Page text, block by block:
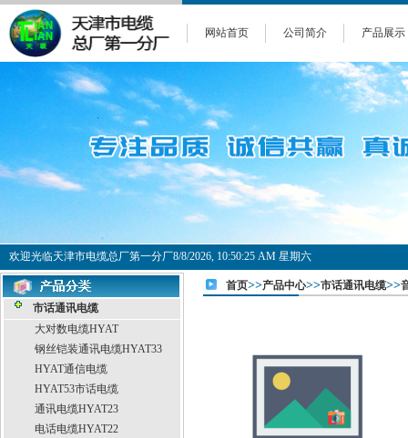
网站首页 公司简介 产品展示
欢迎光临天津市电缆总厂第一分厂8/8/2026, 10:50:25 AM 星期六
市话通讯电缆
大对数电缆HYAT
钢丝铠装通讯电缆HYAT33
HYAT通信电缆
HYAT53市话电缆
通讯电缆HYAT23
电话电缆HYAT22
首页>>产品中心>>市话通讯电缆>>